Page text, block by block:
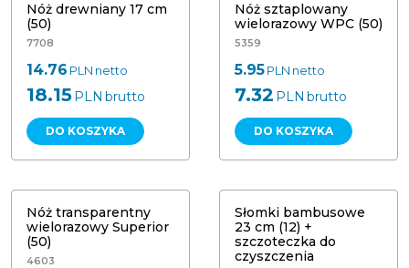
Nóż drewniany 17 cm
(50)
7708
14.76 PLN netto
18.15PLN brutto
DO KOSZYKA
Nóż sztaplowany
wielorazowy WPC (50)
5359
5.95PLN netto
7.32 PLN brutto
DO KOSZYKA
Nóż transparentny wielorazowy
Nóż transparentny
wielorazowy Superior
(50)
4603
Słomki bambusowe 23 cm (12) +
Słomki bambusowe
23 cm (12) +
szczoteczka do
czyszczenia